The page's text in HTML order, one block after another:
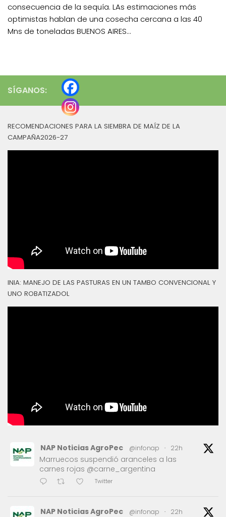
consecuencia de la sequía. LAs estimaciones más
optimistas hablan de una cosecha cercana a las 40
Mns de toneladas BUENOS AIRES...
SÍGANOS:
RECOMENDACIONES PARA LA SIEMBRA DE MAÍZ DE LA
CAMPAÑA2026-27
INIA: MANEJO DE LAS PASTURAS EN UN TAMBO CONVENCIONAL Y
UNO ROBATIZADOL
NAP Noticias AgroPec @infonap · 22h
Marruecos suspendió aranceles a las
carnes rojas @carne_argentina
Twitter
NAP Noticias AgroPec @infonap · 22h